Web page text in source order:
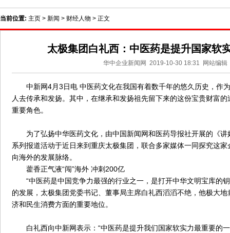
当前位置: 主页 > 新闻 > 财经人物 > 正文
太极集团白礼西：中医药是提升国家软
华中企业新闻网 2019-10-30 18:31 网站编辑
中新网4月3日电 中医药文化在我国有着数千年的悠久历史，作
人去传承和发扬。其中，在继承和发扬祖先留下来的这份宝贵财富
重要角色。
为了弘扬中华医药文化，由中国新闻网和医药导报社开展的《讲
系列报道活动于近日来到重庆太极集团，联合多家媒体一同探究这
向海外的发展脉络。
藿香正气液“闯”海外 冲刺200亿
“中医药是中国竞争力最强的行业之一，是打开中华文明宝库的钥
的发展，太极集团党委书记、董事局主席白礼西滔滔不绝，他极大
济和民生消费方面的重要地位。
白礼西向中新网表示：“中医药是提升我们国家软实力最重要的